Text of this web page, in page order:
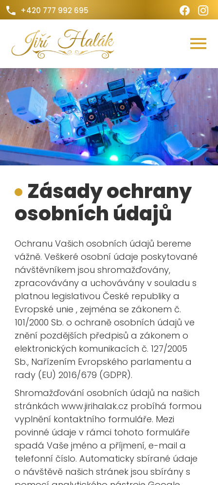
+420 777 992 695
Zásady ochrany
osobních údajů
Ochranu Vašich osobních údajů bereme
vážně. Veškeré osobní údaje poskytované
návštěvníkem jsou shromažďovány,
zpracovávány a uchovávány v souladu s
platnou legislativou České republiky a
Evropské unie , zejména se zákonem č.
101/2000 Sb. o ochraně osobních údajů ve
znění pozdějších předpisů a zákonem o
elektronických komunikacích č. 127/2005
Sb., Nařízením Evropského parlamentu a
rady (EU) 2016/679 (GDPR).
Shromažďování osobních údajů na našich
stránkách www.jirihalak.cz probíhá formou
vyplnění kontaktního formuláře. Mezi
povinné údaje v rámci tohoto formuláře
spadá Vaše jméno a příjmení, e-mail a
telefonní číslo. Automaticky sbírané údaje
o návštěvě našich stránek jsou sbírány s